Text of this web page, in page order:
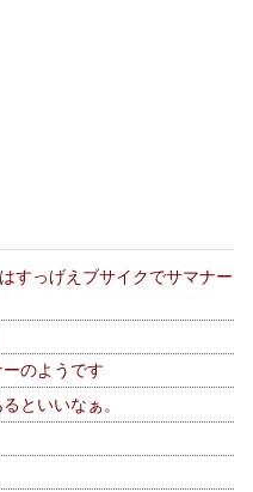
すっげえブサイクでサマナー
のようです
といいなぁ。